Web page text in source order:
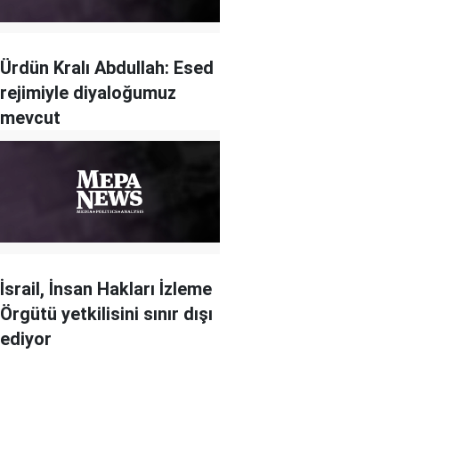
Ürdün Kralı Abdullah: Esed
rejimiyle diyaloğumuz
mevcut
İsrail, İnsan Hakları İzleme
Örgütü yetkilisini sınır dışı
ediyor